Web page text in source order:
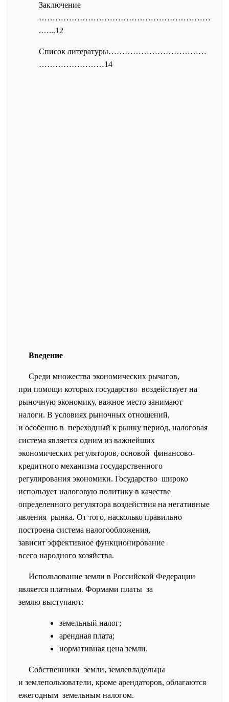
Заключение
………………………………………………………
.…...12
Список литературы………………………………
……………………14
Введение
Среди множества экономических рычагов,
при помощи которых государство воздействует на
рыночную экономику, важное место занимают
налоги. В условиях рыночных отношений,
и особенно в переходный к рынку период, налоговая
система является одним из важнейших
экономических регуляторов, основой финансово-
кредитного механизма государственного
регулирования экономики. Государство широко
использует налоговую политику в качестве
определенного регулятора воздействия на негативные
явления рынка. От того, насколько правильно
построена система налогообложения,
зависит эффективное функционирование
всего народного хозяйства.
Использование земли в Российской Федерации
является платным. Формами платы за
землю выступают:
земельный налог;
арендная плата;
нормативная цена земли.
Собственники земли, землевладельцы
и землепользователи, кроме арендаторов, облагаются
ежегодным земельным налогом.